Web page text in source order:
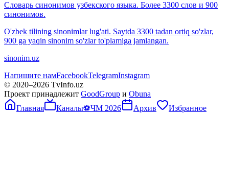
Словарь синонимов узбекского языка. Более 3300 слов и 900
синонимов.
O'zbek tilining sinonimlar lug'ati. Saytda 3300 tadan ortiq so'zlar,
900 ga yaqin sinonim so'zlar to'plamiga jamlangan.
sinonim.uz
Напишите намFacebookTelegramInstagram
© 2020–2026 TvInfo.uz
Проект принадлежит GoodGroup и Obuna
Главная
Каналы⚽ЧМ 2026 Архив Избранное